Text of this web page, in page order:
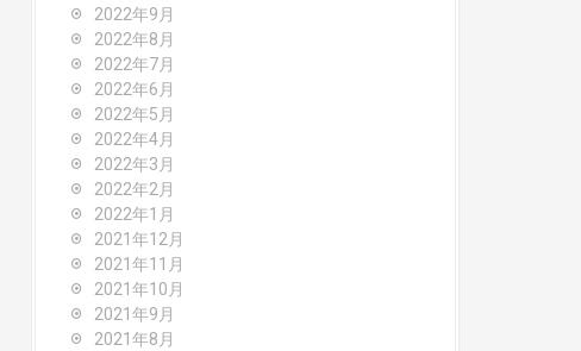
2022年9月
2022年8月
2022年7月
2022年6月
2022年5月
2022年4月
2022年3月
2022年2月
2022年1月
2021年12月
2021年11月
2021年10月
2021年9月
2021年8月